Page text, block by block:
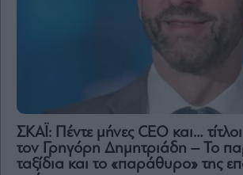
ΣΚΑΪ: Πέντε μήνες CEO και…
τον Γρηγόρη Δημητριάδη – Το
ταξίδια και το «παράθυρο» της